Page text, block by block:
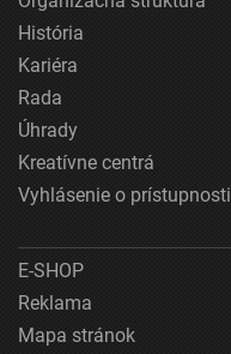
História
Kariéra
Rada
Úhrady
Kreatívne centrá
Vyhlásenie o prístupnosti
E-SHOP
Reklama
Mapa stránok